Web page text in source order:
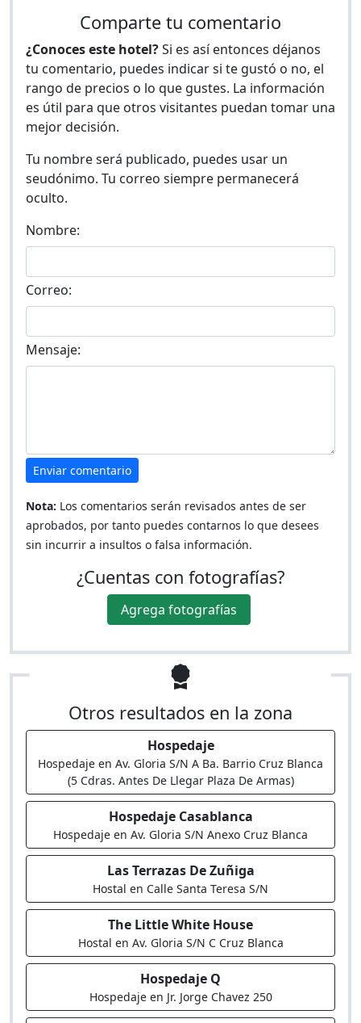
Comparte tu comentario
¿Conoces este hotel?Si es así entonces déjanos
tu comentario, puedes indicar si te gustó o no, el
rango de precios o lo que gustes. La información
es útil para que otros visitantes puedan tomar una
mejor decisión.
Tu nombre será publicado, puedes usar un
seudónimo. Tu correo siempre permanecerá
oculto.
Nombre:
Correo:
Mensaje:
Enviar comentario
Nota: Los comentarios serán revisados antes de ser
aprobados, por tanto puedes contarnos lo que desees
sin incurrir a insultos o falsa información.
¿Cuentas con fotografías?
Agrega fotografías
Otros resultados en la zona
Hospedaje
Hospedaje en Av. Gloria S/N A Ba. Barrio Cruz Blanca
(5 Cdras. Antes De Llegar Plaza De Armas)
Hospedaje Casablanca
Hospedaje en Av. Gloria S/N Anexo Cruz Blanca
Las Terrazas De Zuñiga
Hostal en Calle Santa Teresa S/N
The Little White House
Hostal en Av. Gloria S/N C Cruz Blanca
Hospedaje Q
Hospedaje en Jr. Jorge Chavez 250